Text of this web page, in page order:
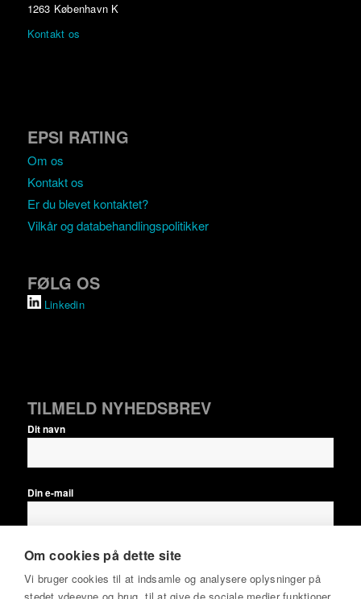
1263 København K
Kontakt os
EPSI RATING
Om os
Kontakt os
Er du blevet kontaktet?
Vilkår og databehandlingspolitikker
FØLG OS
Linkedin
TILMELD NYHEDSBREV
Dit navn
Din e-mail
Jeg accepterer nyhedsbrevsbetingelserne
samt at modtage
EPSI Rating Danmarks nyhedsbreve løbende, indtil jeg aktivt
Om cookies på dette site
Vi bruger cookies til at indsamle og analysere oplysninger på